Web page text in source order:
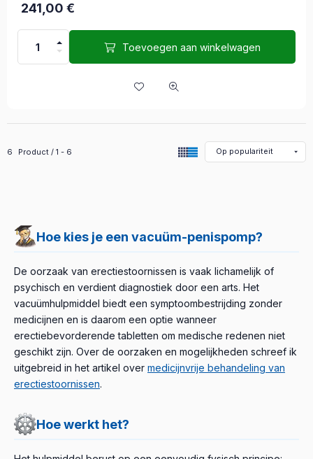
241,00 €
Toevoegen aan winkelwagen
Alle producten in de categorie
6 Product 1 6
Hoe kies je een vacuüm-penispomp?
De oorzaak van erectiestoornissen is vaak lichamelijk of
psychisch en verdient diagnostiek door een arts. Het
vacuümhulpmiddel biedt een symptoombestrijding zonder
medicijnen en is daarom een optie wanneer
erectiebevorderende tabletten om medische redenen niet
geschikt zijn. Over de oorzaken en mogelijkheden schreef ik
uitgebreid in het artikel over medicijnvrije behandeling van
erectiestoornissen.
Hoe werkt het?